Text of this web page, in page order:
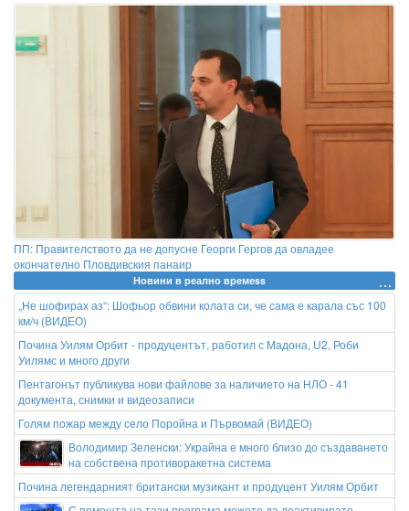
ПП: Правителството да не допусне Георги Гергов да овладее
окончателно Пловдивския панаир
Новини в реално времеss
„Не шофирах аз“: Шофьор обвини колата си, че сама е карала със 100
км/ч (ВИДЕО)
Почина Уилям Орбит - продуцентът, работил с Мадона, U2, Роби
Уилямс и много други
Пентагонът публикува нови файлове за наличието на НЛО - 41
документа, снимки и видеозаписи
Голям пожар между село Поройна и Първомай (ВИДЕО)
Володимир Зеленски: Украйна е много близо до създаването
на собствена противоракетна система
Почина легендарният британски музикант и продуцент Уилям Орбит